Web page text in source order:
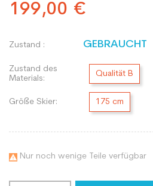
199,00 €
Zustand : GEBRAUCHT
Zustand des
Materials:
Qualität B
Größe Skier: 175 cm
 Nur noch wenige Teile verfügbar